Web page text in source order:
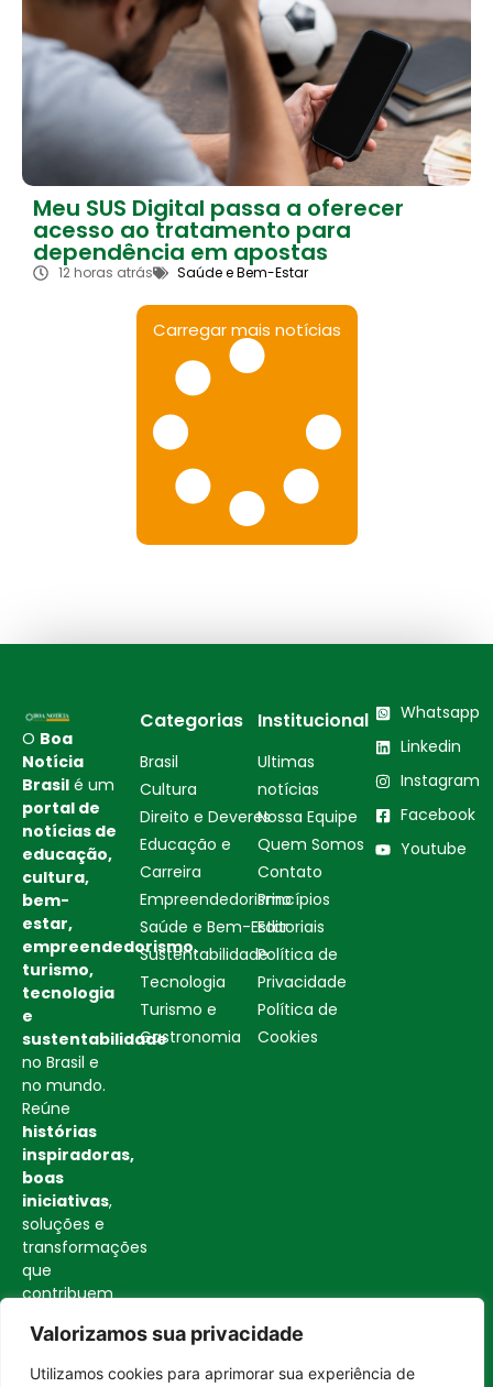
Valorizamos sua privacidade
Utilizamos cookies para aprimorar sua experiência de
Meu SUS Digital passa a oferecer
acesso ao tratamento para
dependência em apostas
12 horas atrás Saúde e Bem-Estar
Carregar mais notícias
O Boa
Notícia
Brasil é um
portal de
notícias de
educação,
cultura,
bem-
estar,
empreendedorismo,
turismo,
tecnologia
e
sustentabilidade
no Brasil e
no mundo.
Reúne
histórias
inspiradoras,
boas
iniciativas,
soluções e
transformações
que
contribuem
sociedade
mais
Categorias
Brasil
Cultura
Direito e Deveres
Educação e
Carreira
Empreendedorismo
Saúde e Bem-Estar
Sustentabilidade
Tecnologia
Turismo e
Gastronomia
Institucional
Ultimas
notícias
Nossa Equipe
Quem Somos
Contato
Princípios
Editoriais
Política de
Privacidade
Política de
Cookies
Whatsapp
Linkedin
Instagram
Facebook
Youtube